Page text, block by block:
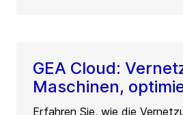
GEA Cloud:
Maschinen,
Erfahren Sie, wie die